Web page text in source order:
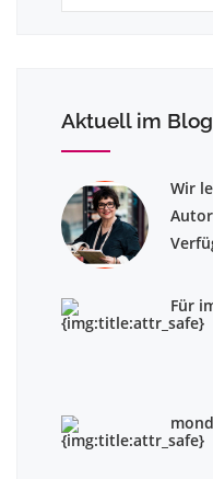
Aktuell im
Wir
Für